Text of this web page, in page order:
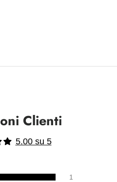
Clienti
5.00 su 5
1